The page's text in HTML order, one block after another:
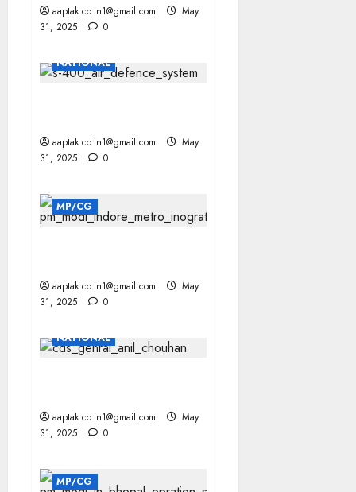
aaptak.co.in1@gmail.com
May
31, 2025
0
NATIONAL
aaptak.co.in1@gmail.com
May
31, 2025
0
MP/CG
aaptak.co.in1@gmail.com
May
31, 2025
0
NATIONAL
aaptak.co.in1@gmail.com
May
31, 2025
0
MP/CG